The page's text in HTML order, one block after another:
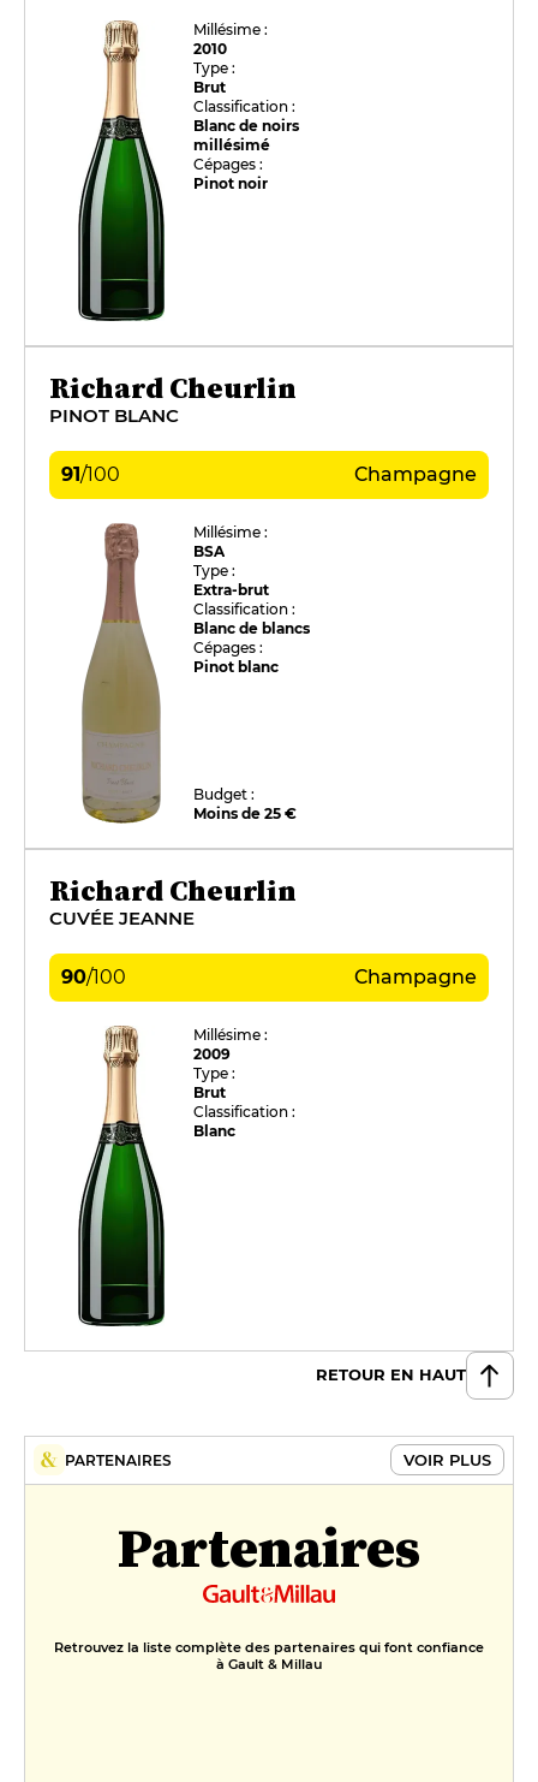
Millésime :
2010
Type :
Brut
Classification :
Blanc de noirs
millésimé
Cépages :
Pinot noir
Richard Cheurlin
PINOT BLANC
91/100 Champagne
Millésime :
BSA
Type :
Extra-brut
Classification :
Blanc de blancs
Cépages :
Pinot blanc
Budget :
Moins de 25 €
Richard Cheurlin
CUVÉE JEANNE
90/100 Champagne
Millésime :
2009
Type :
Brut
Classification :
Blanc
RETOUR EN HAUT
PARTENAIRES VOIR PLUS
Partenaires
Retrouvez la liste complète des partenaires qui font confiance
à Gault & Millau